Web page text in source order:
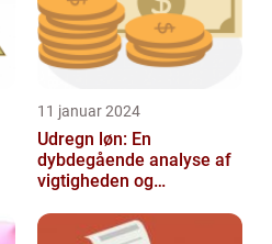
11 januar 2024
Udregn løn: En
dybdegående analyse af
vigtigheden og
lønudregninger